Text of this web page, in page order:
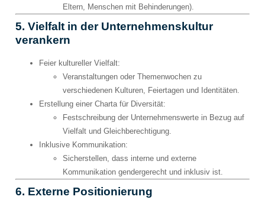
Eltern, Menschen mit Behinderungen).
5. Vielfalt in der Unternehmenskultur
verankern
Feier kultureller Vielfalt:
Veranstaltungen oder Themenwochen zu
verschiedenen Kulturen, Feiertagen und Identitäten.
Erstellung einer Charta für Diversität:
Festschreibung der Unternehmenswerte in Bezug auf
Vielfalt und Gleichberechtigung.
Inklusive Kommunikation:
Sicherstellen, dass interne und externe
Kommunikation gendergerecht und inklusiv ist.
6. Externe Positionierung